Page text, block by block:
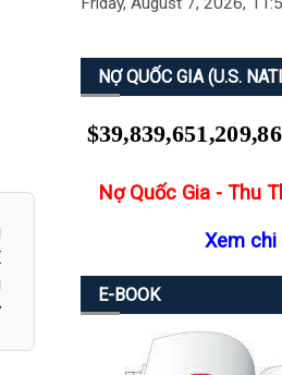
NỢ QUỐC GIA (U.S.
Nợ Quốc Gia - Thu
Xem chi
E-BOOK